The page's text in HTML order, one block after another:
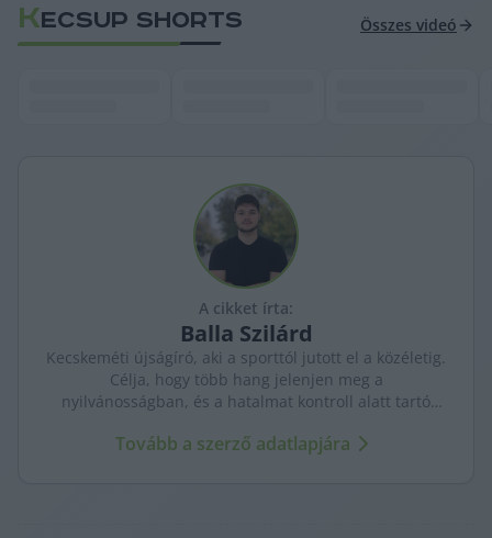
KECSUP SHORTS Összes videó
A cikket írta:
Balla Szilárd
Kecskeméti újságíró, aki a sporttól jutott el a közéletig.
Célja, hogy több hang jelenjen meg a
nyilvánosságban, és a hatalmat kontroll alatt tartó
kritikus szemmel követi.
Tovább a szerző adatlapjára